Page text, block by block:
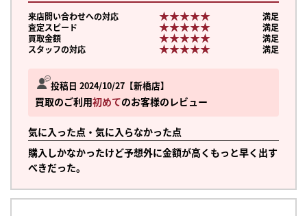
投稿日 2024/10/27 新橋店
買取のご利用初めてのお客様のレビュー
気に入った点・気に入らなかった点
購入しかなかったけど予想外に金額が高くもっと早く出す
べきだった。
来店問い合わせへの対応 ★★★★★
★★★★★
満足
査定スピード
★★★★★
★★★★★
満足
買取金額
★★★★★
★★★★★
満足
スタッフの対応
★★★★★
★★★★★ 満足